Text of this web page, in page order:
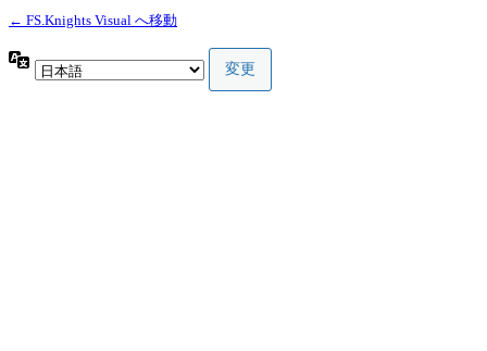
← FS.Knights Visual へ移動
言
語